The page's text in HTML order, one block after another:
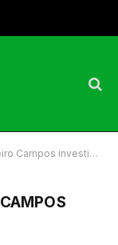
Campos investidor"